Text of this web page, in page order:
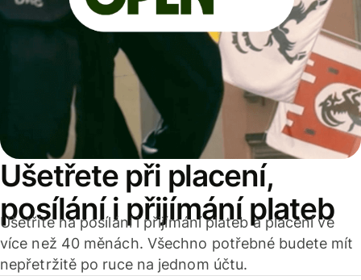
Ušetřete při placení,
posílání i přijímání plateb
Ušetříte na posílání i přijímání plateb a placení ve
více než 40 měnách. Všechno potřebné budete mít
nepřetržitě po ruce na jednom účtu.